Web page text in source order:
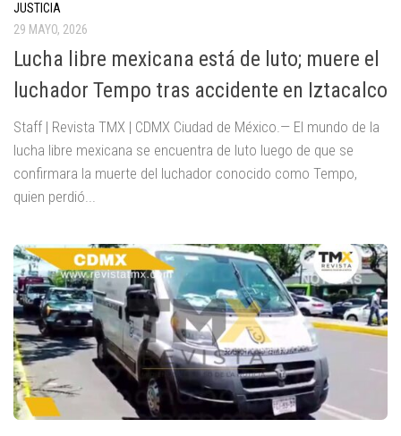
JUSTICIA
29 MAYO, 2026
Lucha libre mexicana está de luto; muere el
luchador Tempo tras accidente en Iztacalco
Staff | Revista TMX | CDMX Ciudad de México.— El mundo de la
lucha libre mexicana se encuentra de luto luego de que se
confirmara la muerte del luchador conocido como Tempo,
quien perdió...